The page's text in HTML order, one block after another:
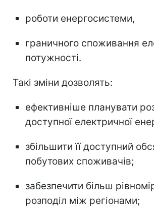
роботи енергосистеми,
граничного споживання
потужності.
Такі зміни дозволять:
ефективніше планувати
доступної електричної
збільшити її доступний
побутових споживачів;
забезпечити більш
розподіл між регіонами;